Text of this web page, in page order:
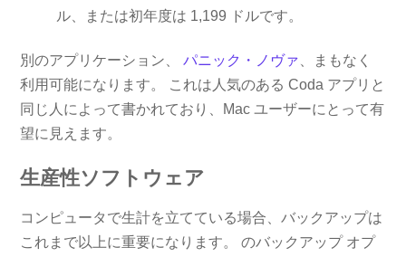
ル、または初年度は 1,199 ドルです。
別のアプリケーション、パニック・ノヴァ、まもなく
利用可能になります。 これは人気のある Coda アプリと
同じ人によって書かれており、Mac ユーザーにとって有
望に見えます。
生産性ソフトウェア
コンピュータで生計を立てている場合、バックアップは
これまで以上に重要になります。 のバックアップ オプ